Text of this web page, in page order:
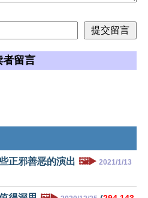
者留言
正邪善恶的演出 🖼️▶️ 2021/1/13